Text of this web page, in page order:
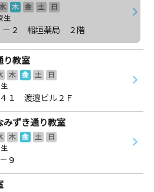
木 金 土
日
生
－２ 稲垣薬局 ２階
り教室
木 金 土
日
１ 渡邉ビル２Ｆ
みずき通り教室
木 金 土
日
９